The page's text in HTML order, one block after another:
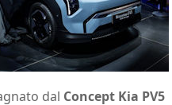
dal Concept Kia PV5